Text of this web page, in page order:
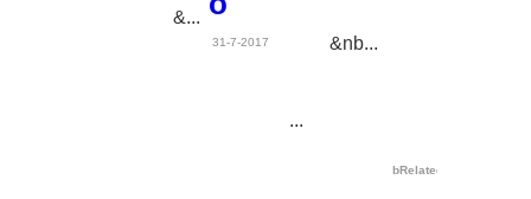
&...
31-7-2017
...
&nb...
bRelated